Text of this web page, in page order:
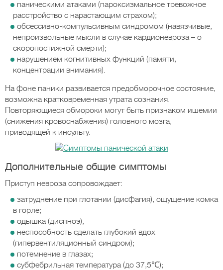
паническими атаками (пароксизмальное тревожное
расстройство с нарастающим страхом);
обсессивно-компульсивным синдромом (навязчивые,
непроизвольные мысли в случае кардионевроза – о
скоропостижной смерти);
нарушением когнитивных функций (памяти,
концентрации внимания).
На фоне паники развивается предобморочное состояние,
возможна кратковременная утрата сознания.
Повторяющиеся обмороки могут быть признаком ишемии
(снижения кровоснабжения) головного мозга,
приводящей к инсульту.
Дополнительные общие симптомы
Приступ невроза сопровождает:
затруднение при глотании (дисфагия), ощущение комка
в горле;
одышка (диспноэ),
неспособность сделать глубокий вдох
(гипервентиляционный синдром);
потемнение в глазах;
субфебрильная температура (до 37,5℃);